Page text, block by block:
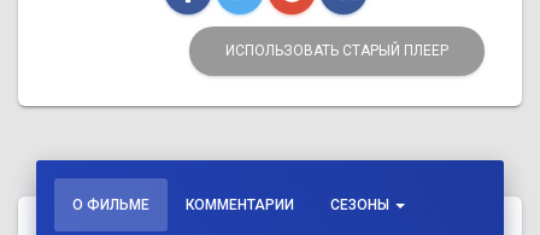
ИСПОЛЬЗОВАТЬ СТАРЫЙ ПЛЕЕР
О ФИЛЬМЕ КОММЕНТАРИИ СЕЗОНЫ